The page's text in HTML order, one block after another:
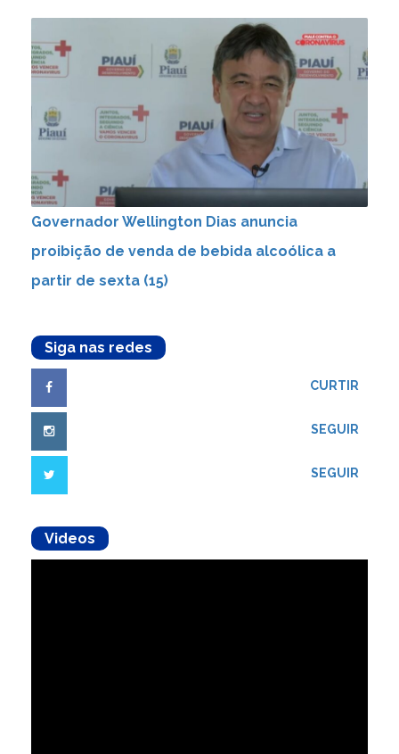
Governador Wellington Dias anuncia
proibição de venda de bebida alcoólica a
partir de sexta (15)
Siga nas redes
CURTIR
SEGUIR
SEGUIR
Videos